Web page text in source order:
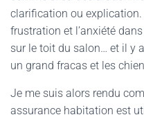
clarification ou
frustration et l’anxiété
sur le toit du salon… et il y
un grand fracas et les
Je me suis alors rendu
assurance habitation est